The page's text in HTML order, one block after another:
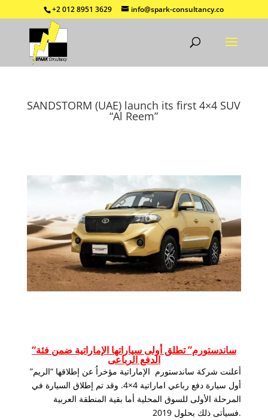
+2 012 8951 3629 info@spark-consultancy.co
SANDSTORM (UAE) launch its first 4×4 SUV
“Al Reem”
“ساندستورم” تطلق أولى سياراتها الإماراتية ضمن فئة
الدفع الرباعى
أعلنت شركة ساندستورم الإماراتية مؤخراُ عن إطلاقها “الريم”
أول سيارة دفع رباعي اماراتية 4×4. وقد تم إطلاق السيارة في
المرحلة الأولى للسوق المحلية أما بقية المنطقة العربية
فسيأتى ذلك بحلول 2019.